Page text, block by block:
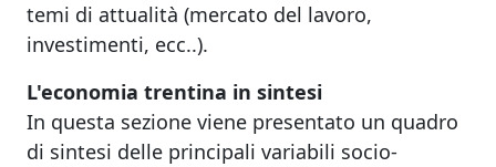
temi di attualità (mercato del lavoro,
investimenti, ecc..).
L'economia trentina in sintesi
In questa sezione viene presentato un quadro
di sintesi delle principali variabili socio-